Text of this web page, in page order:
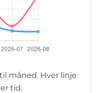
måned. Hver linje
tid.